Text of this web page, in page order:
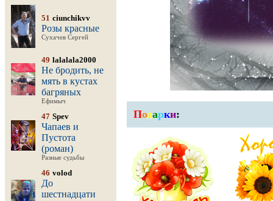
51 ciunchikvv
Розы красные
Сухачев Сергей
49 lalalala2000
Не бродить, не
мять в кустах
багряных
Ефимыч
47 Spev
Чапаев и
Пустота
(роман)
Разные судьбы
46 volod
До
шестнадцати
Подарки: